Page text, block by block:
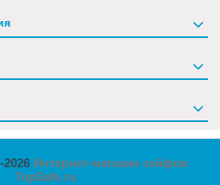
Интернет-магазин сейфов
TopSafe.ru